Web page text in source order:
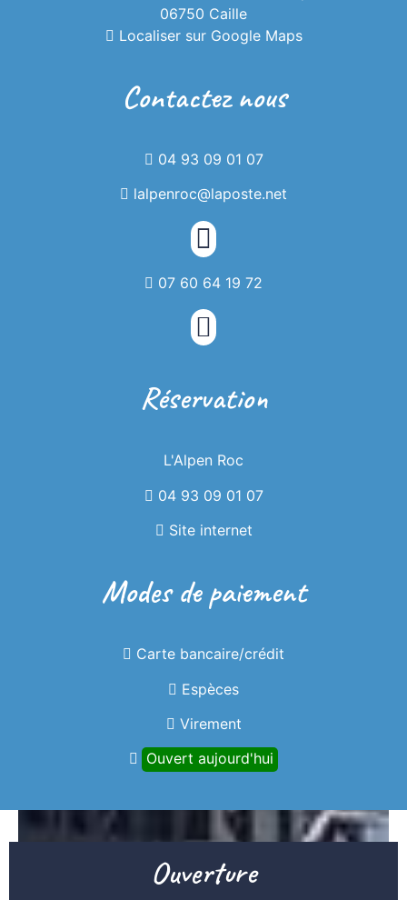
06750 Caille
Localiser sur Google Maps
Contactez nous
04 93 09 01 07
lalpenroc@laposte.net
07 60 64 19 72
Réservation
L'Alpen Roc
04 93 09 01 07
Site internet
Modes de paiement
Carte bancaire/crédit
Espèces
Virement
Ouvert aujourd'hui
Ouverture